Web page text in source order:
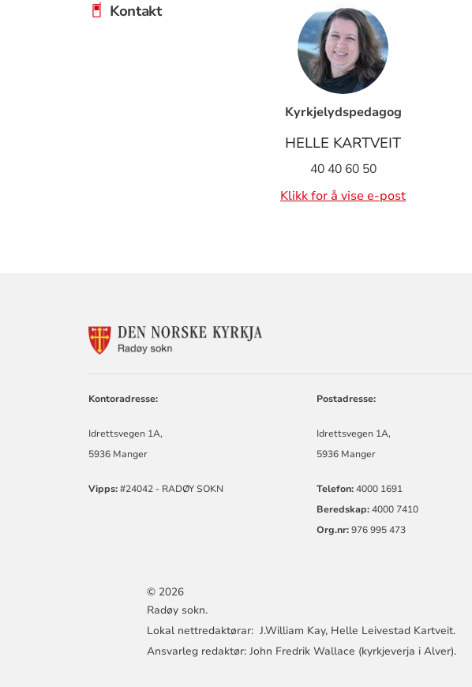
Kontakt
Kyrkjelydspedagog
HELLE KARTVEIT
40 40 60 50
Klikk for å vise e-post
KONTAKTINFORMASJON
Kontoradresse:
Idrettsvegen 1A,
5936 Manger
Vipps:#24042 - RADØY SOKN
Postadresse:
Idrettsvegen 1A,
5936 Manger
Telefon:4000 1691
Beredskap:4000 7410
Org.nr:976 995 473
© 2026
Radøy sokn.
Lokal nettredaktørar: J.William Kay, Helle Leivestad Kartveit.
Ansvarleg redaktør: John Fredrik Wallace (kyrkjeverja i Alver).